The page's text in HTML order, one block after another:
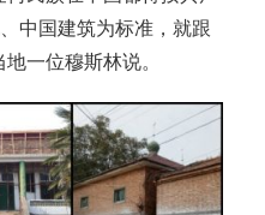
中国建筑为标准，就跟
一位穆斯林说。